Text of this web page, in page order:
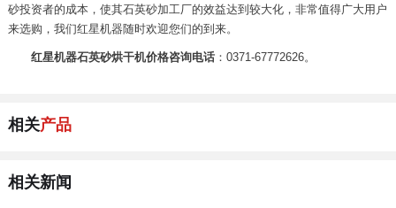
砂投资者的成本，使其石英砂加工厂的效益达到较大化，非常值得广大用户
来选购，我们红星机器随时欢迎您们的到来。
红星机器石英砂烘干机价格咨询电话：0371-67772626。
相关产品
相关新闻